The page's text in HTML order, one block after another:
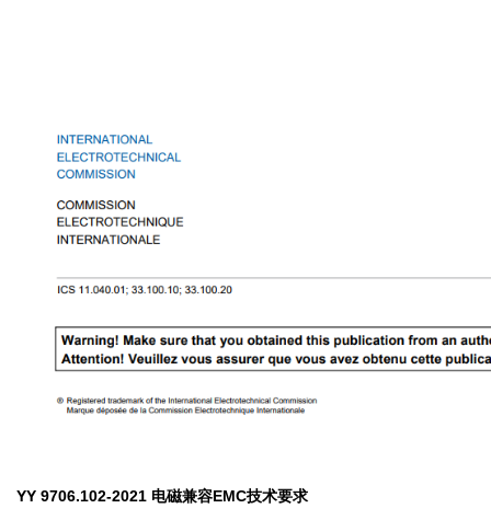
YY 9706.102-2021 电磁兼容EMC技术要求